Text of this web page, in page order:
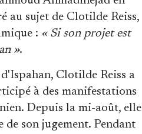
au sujet de Clotilde Reiss,
: « Si son projet est
».
Clotilde Reiss a
à des manifestations
Depuis la mi-août, elle
de son jugement. Pendant